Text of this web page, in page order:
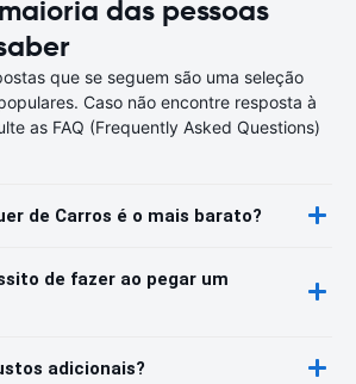
das pessoas
que se seguem são uma seleção
Caso não encontre resposta à
as FAQ (Frequently Asked Questions)
de Carros é o mais barato?
de fazer ao pegar um
adicionais?